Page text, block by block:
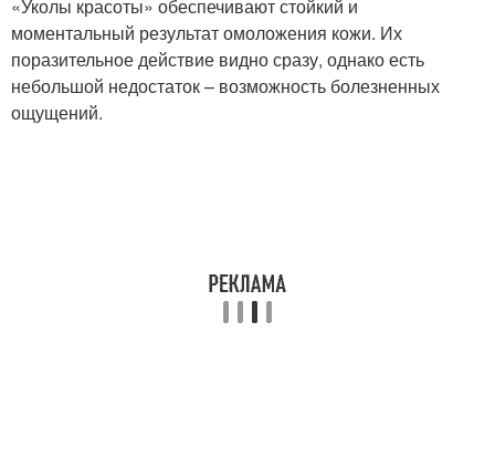
«Уколы красоты» обеспечивают стойкий и
моментальный результат омоложения кожи. Их
поразительное действие видно сразу, однако есть
небольшой недостаток – возможность болезненных
ощущений.